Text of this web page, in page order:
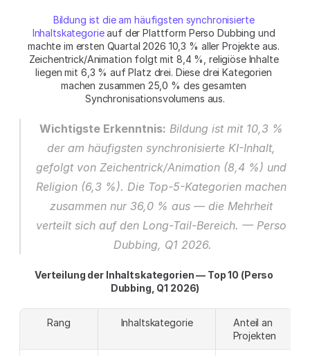
Bildung ist die am häufigsten synchronisierte
Inhaltskategorie auf der Plattform Perso Dubbing und
machte im ersten Quartal 2026 10,3 % aller Projekte aus.
Zeichentrick/Animation folgt mit 8,4 %, religiöse Inhalte
liegen mit 6,3 % auf Platz drei. Diese drei Kategorien
machen zusammen 25,0 % des gesamten
Synchronisationsvolumens aus.
Wichtigste Erkenntnis: Bildung ist mit 10,3 %
der am häufigsten synchronisierte KI-Inhalt,
gefolgt von Zeichentrick/Animation (8,4 %) und
Religion (6,3 %). Die Top-5-Kategorien machen
zusammen nur 36,0 % aus — die Mehrheit
verteilt sich auf den Long-Tail-Bereich. — Perso
Dubbing, Q1 2026.
Verteilung der Inhaltskategorien — Top 10 (Perso
Dubbing, Q1 2026)
Rang Inhaltskategorie
Anteil an
Projekten